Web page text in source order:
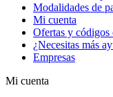
Modalidades de
Mi cuenta
Ofertas y códigos
¿Necesitas más
Empresas
Mi cuenta